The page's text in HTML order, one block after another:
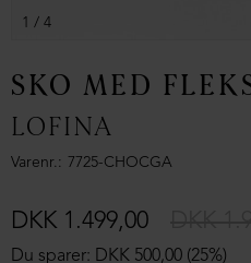
1 / 4
SKO MED
LOFINA
Varenr. 7725-CHOCGA
Du sparer: DKK 500,00 (25%)
DKK 1.499,00